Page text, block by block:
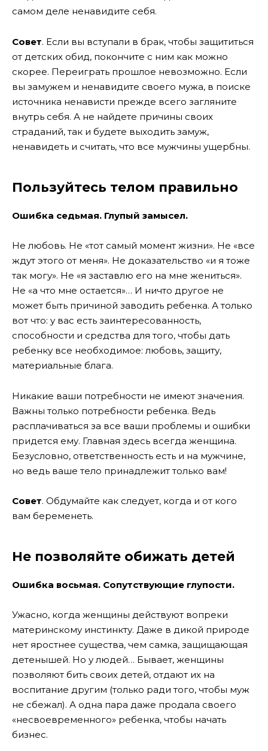
самом деле ненавидите себя.
Совет. Если вы вступали в брак, чтобы защититься
от детских обид, покончите с ним как можно
скорее. Переиграть прошлое невозможно. Если
вы замужем и ненавидите своего мужа, в поиске
источника ненависти прежде всего загляните
внутрь себя. А не найдете причины своих
страданий, так и будете выходить замуж,
ненавидеть и считать, что все мужчины ущербны.
Пользуйтесь телом правильно
Ошибка седьмая. Глупый замысел.
Не любовь. Не «тот самый момент жизни». Не «все
ждут этого от меня». Не доказательство «и я тоже
так могу». Не «я заставлю его на мне жениться».
Не «а что мне остается»… И ничто другое не
может быть причиной заводить ребенка. А только
вот что: у вас есть заинтересованность,
способности и средства для того, чтобы дать
ребенку все необходимое: любовь, защиту,
материальные блага.
Никакие ваши потребности не имеют значения.
Важны только потребности ребенка. Ведь
расплачиваться за все ваши проблемы и ошибки
придется ему. Главная здесь всегда женщина.
Безусловно, ответственность есть и на мужчине,
но ведь ваше тело принадлежит только вам!
Совет. Обдумайте как следует, когда и от кого
вам беременеть.
Не позволяйте обижать детей
Ошибка восьмая. Сопутствующие глупости.
Ужасно, когда женщины действуют вопреки
материнскому инстинкту. Даже в дикой природе
нет яростнее существа, чем самка, защищающая
детенышей. Но у людей… Бывает, женщины
позволяют бить своих детей, отдают их на
воспитание другим (только ради того, чтобы муж
не сбежал). А одна пара даже продала своего
«несвоевременного» ребенка, чтобы начать
бизнес.